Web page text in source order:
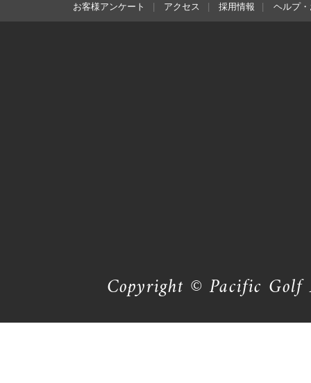
お客様アンケート アクセス 採用情報 ヘルプ
Copyright © Pacific Golf